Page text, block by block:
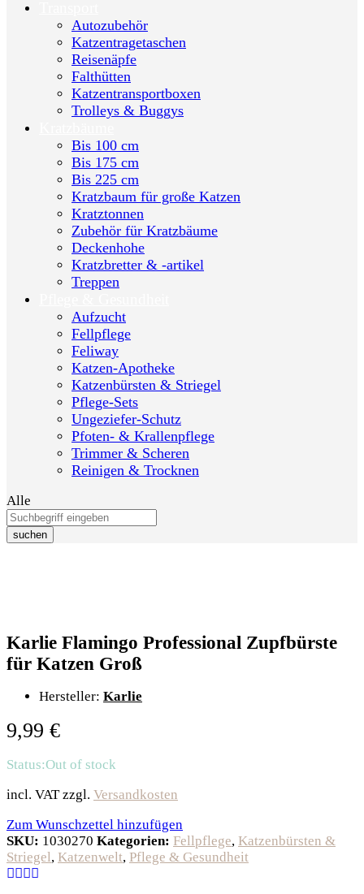
Autozubehör
Katzentragetaschen
Reisenäpfe
Falthütten
Katzentransportboxen
Trolleys & Buggys
Bis 100 cm
Bis 175 cm
Bis 225 cm
Kratzbaum für große Katzen
Kratztonnen
Zubehör für Kratzbäume
Deckenhohe
Kratzbretter & -artikel
Treppen
Aufzucht
Fellpflege
Feliway
Katzen-Apotheke
Katzenbürsten & Striegel
Pflege-Sets
Ungeziefer-Schutz
Pfoten- & Krallenpflege
Trimmer & Scheren
Reinigen & Trocknen
Alle
suchen
Karlie Flamingo Professional Zupfbürste
für Katzen Groß
Hersteller: Karlie
9,99 €
Status:Out of stock
incl. VAT zzgl. Versandkosten
Zum Wunschzettel hinzufügen
SKU: 1030270 Kategorien: Fellpflege, Katzenbürsten &
Striegel, Katzenwelt, Pflege & Gesundheit